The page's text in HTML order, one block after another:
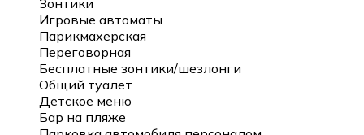
Игровые автоматы
Парикмахерская
Переговорная
Бесплатные зонтики/шезлонги
Общий туалет
Детское меню
Бар на пляже